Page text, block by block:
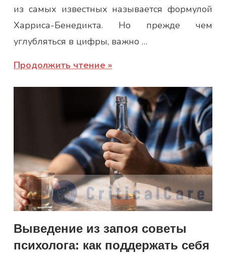
из самых известных называется формулой
Харриса-Бенедикта. Но прежде чем
углубляться в цифры, важно …
Продолжить чтение
Выведение из запоя советы
психолога: как поддержать себя